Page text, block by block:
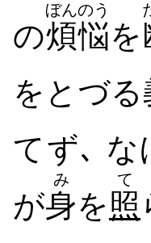
の煩悩
ぼんのう
を
を​とづる
て​ず､ な
が身
み
を照
て